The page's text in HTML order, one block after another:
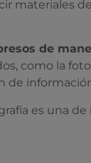
de
como la
es una